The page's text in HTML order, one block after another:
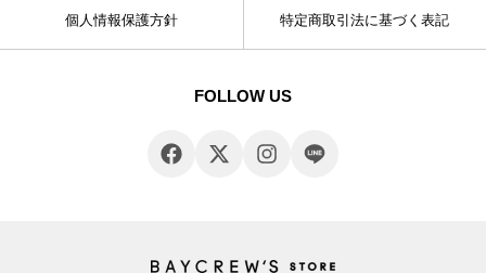
個人情報保護方針 特定商取引法に基づく表記
FOLLOW US